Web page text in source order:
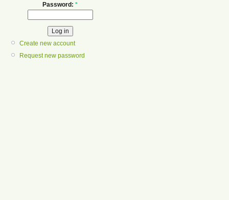
Password: *
Create new account
Request new password